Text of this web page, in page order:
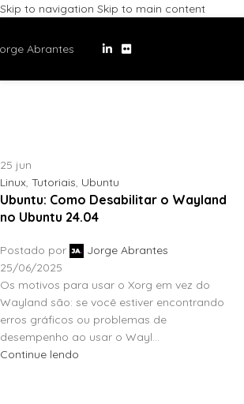
Skip to navigation Skip to main content
Abrantes
25 jun
Linux, Tutoriais, Ubuntu
Ubuntu: Como Desabilitar o Wayland
no Ubuntu 24.04
Postado por
Jorge Abrantes
25/06/2025
Os motivos para usar o Xorg em vez do
Wayland são: se você estiver encontrando
erros gráficos ou problemas de
desempenho ao usar o Wayl...
Continue lendo